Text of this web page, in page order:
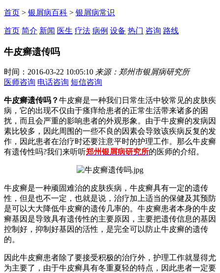
首页 > 银屑病百科 > 银屑病常识
首页 简介 新闻 医生 疗法 病例 设备 热门 咨询 路线
牛皮癣遗传吗
时间：2016-03-22 10:05:10 来源：郑州市银屑病研究所
医师咨询 电话咨询 短信咨询
牛皮癣遗传吗？牛皮癣是一种我们日常生活中较常见的皮肤疾
病，它的出现不仅由于瘙痒给患者的正常生活带来诸多的困
扰，而且会严重的影响患者的外观形象。由于牛皮癣的发病因
素比较多，因此周围的一些不良的因素会导致该疾病反复的发
作，因此患者在治疗时还要注意平时的护理工作。那么牛皮癣
有遗传性吗?我们来听听郑州银屑病研究所的医师的介绍。
牛皮癣是一种顽固难治的皮肤疾病，牛皮癣具有一定的遗传
性，但是也不一定，也就是说，治疗加上适当的保健及其预防
是可以大大降低牛皮癣的遗传几率的。牛皮癣患者本身的牛皮
癣基因是导致具有遗传性的主要原因，主要把遗传信息的基因
控制好，抑制好基因的活性，是完全可以防止牛皮癣的遗传
的。
因此牛皮癣患者除了要接受积极的治疗外，护理工作就显得尤
为主要了，由于牛皮癣具有冬重夏轻的特点，因此患者一定要